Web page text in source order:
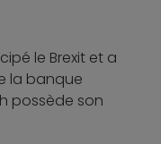
le Brexit et a
la banque
possède son